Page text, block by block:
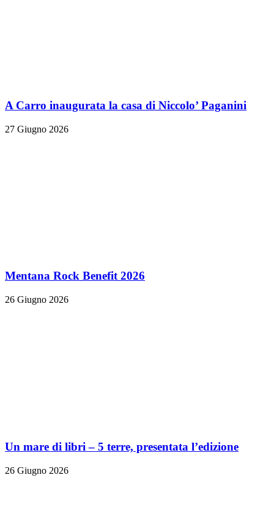
A Carro inaugurata la casa di Niccolo’ Paganini
27 Giugno 2026
Mentana Rock Benefit 2026
26 Giugno 2026
Un mare di libri – 5 terre, presentata l’edizione
26 Giugno 2026